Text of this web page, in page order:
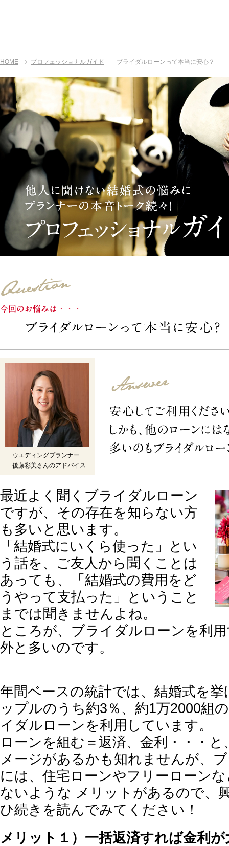
HOME プロフェッショナルガイド ブライダルローンって本当に安心？
ウエディングプランナー
後藤彩美さんのアドバイス
最近よく聞くブライダルローン
ですが、その存在を知らない方
も多いと思います。
「結婚式にいくら使った」とい
う話を、ご友人から聞くことは
あっても、「結婚式の費用をど
うやって支払った」ということ
までは聞きませんよね。
ところが、ブライダルローンを利
外と多いのです。
年間ベースの統計では、結婚式を
ップルのうち約3％、約1万2000組
イダルローンを利用しています。
ローンを組む＝返済、金利・・・
メージがあるかも知れませんが、
には、住宅ローンやフリーローン
ないような メリットがあるので、
ひ続きを読んでみてください！
メリット１）一括返済すれば金利